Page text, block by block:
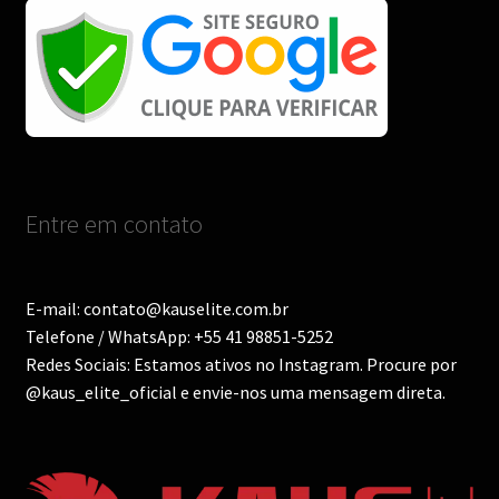
Entre em contato
E-mail: contato@kauselite.com.br
Telefone / WhatsApp: +55 41 98851-5252
Redes Sociais: Estamos ativos no Instagram. Procure por
@kaus_elite_oficial e envie-nos uma mensagem direta.